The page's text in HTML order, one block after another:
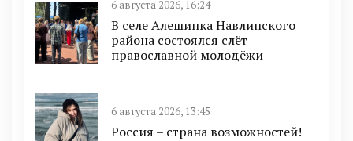
6 августа 2026, 16:24
В селе Алешинка Навлинского
района состоялся слёт
православной молодёжи
6 августа 2026, 13:45
Россия – страна возможностей!